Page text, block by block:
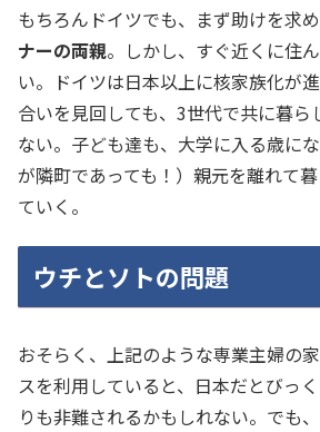
もちろんドイツでも、まず助けを求
ナーの両親。しかし、すぐ近くに住
い。ドイツは日本以上に核家族化が
合いを見回しても、3世代で共に暮ら
ない。子ども達も、大学に入る歳に
が隣町であっても！）親元を離れて
ていく。
ウチとソトの問題
おそらく、上記のような専業主婦の
スを利用していると、日本だとびっ
りも非難されるかもしれない。でも